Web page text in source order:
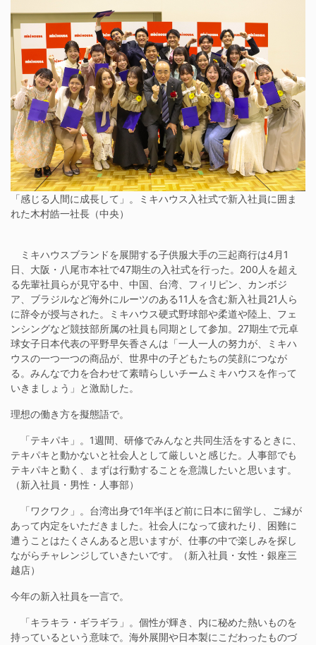
「感じる人間に成長して」。ミキハウス入社式で新入社員に囲ま
れた木村皓一社長（中央）
ミキハウスブランドを展開する子供服大手の三起商行は4月1
日、大阪・八尾市本社で47期生の入社式を行った。200人を超え
る先輩社員らが見守る中、中国、台湾、フィリピン、カンボジ
ア、ブラジルなど海外にルーツのある11人を含む新入社員21人ら
に辞令が授与された。ミキハウス硬式野球部や柔道や陸上、フェ
ンシングなど競技部所属の社員も同期として参加。27期生で元卓
球女子日本代表の平野早矢香さんは「一人一人の努力が、ミキハ
ウスの一つ一つの商品が、世界中の子どもたちの笑顔につなが
る。みんなで力を合わせて素晴らしいチームミキハウスを作って
いきましょう」と激励した。
理想の働き方を擬態語で。
「テキパキ」。1週間、研修でみんなと共同生活をするときに、
テキパキと動かないと社会人として厳しいと感じた。人事部でも
テキパキと動く、まずは行動することを意識したいと思います。
（新入社員・男性・人事部）
「ワクワク」。台湾出身で1年半ほど前に日本に留学し、ご縁が
あって内定をいただきました。社会人になって疲れたり、困難に
遭うことはたくさんあると思いますが、仕事の中で楽しみを探し
ながらチャレンジしていきたいです。（新入社員・女性・銀座三
越店）
今年の新入社員を一言で。
「キラキラ・ギラギラ」。個性が輝き、内に秘めた熱いものを
持っているという意味で。海外展開や日本製にこだわったものづ